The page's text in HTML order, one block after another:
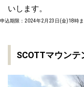
いします。
申込期限：2024年2月23日(金)18時
SCOTTマウン